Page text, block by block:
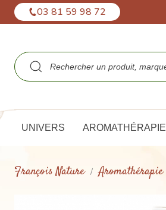
03 81 59 98 72
UNIVERS AROMATHÉRAPIE
François Nature Aromathérapie
Panneau de gestion des cookies